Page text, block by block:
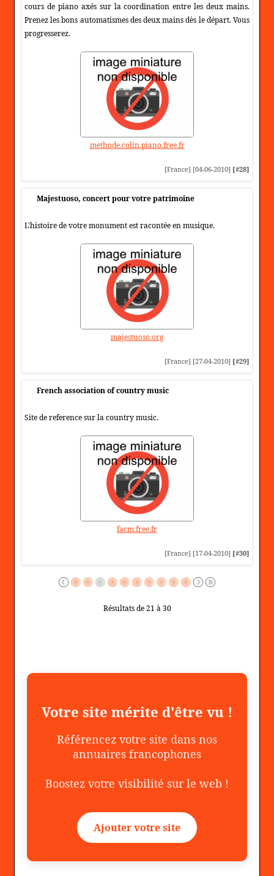
cours de piano axés sur la coordination entre les deux mains.
Prenez les bons automatismes des deux mains dès le départ. Vous
progresserez.
methode.colin.piano.free.fr
[France] [04-06-2010] [#28]
Majestuoso, concert pour votre patrimoine
L'histoire de votre monument est racontée en musique.
majestuoso.org
[France] [27-04-2010] [#29]
French association of country music
Site de reference sur la country music.
facm.free.fr
[France] [17-04-2010] [#30]
Résultats de 21 à 30
Votre site mérite d'être vu !
Référencez votre site dans nos
annuaires francophones
Boostez votre visibilité sur le web !
Ajouter votre site